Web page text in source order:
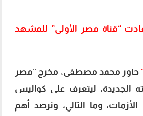
“قناة مصر الأولى” للمشهد
حاور محمد مصطفى، مخرج “مصر
الجديدة، ليتعرف على كواليس
الأزمات، وما التالي، ونرصد أهم